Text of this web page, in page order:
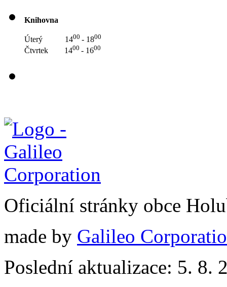
Knihovna
Úterý 1400 - 1800
Čtvrtek 1400 - 1600
Oficiální stránky obce
made by Galileo
Poslední aktualizace: 5. 8.